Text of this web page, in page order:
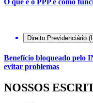
O que é o PPP e como
Direito Previdenciário
Benefício bloqueado pelo
evitar problemas
NOSSOS